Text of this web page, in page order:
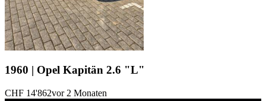
1960 | Opel Kapitän 2.6 "L"
CHF 14'862vor 2 Monaten